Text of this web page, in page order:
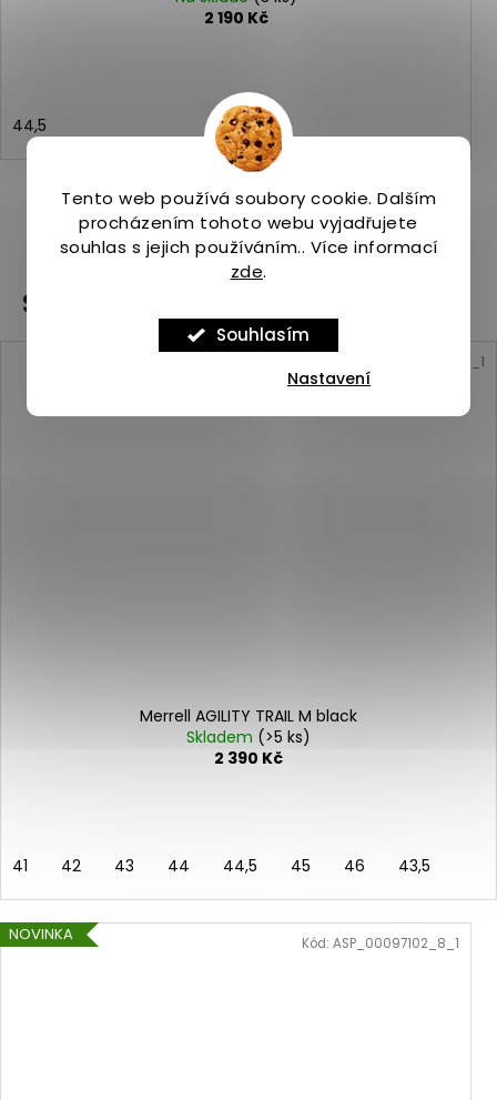
Tento web používá soubory cookie. Dalším
procházením tohoto webu vyjadřujete
souhlas s jejich používáním.. Více informací
zde.
Souhlasím
Nastavení
2 190 Kč
44,5
ZOBRAZIT VŠECHNY PODOBNÉ PRODUKTY
Související produkty
Merrell AGILITY TRAIL M black
Skladem (>5 ks)
2 390 Kč
41 42 43 44 44,5 45 46 43,5
ASP_00101200_10_1
NOVINKA Kód: ASP_00097102_8_1